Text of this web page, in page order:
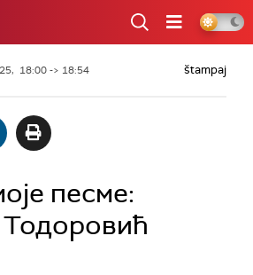
18:00 -> 18:54 štampaj
песме: